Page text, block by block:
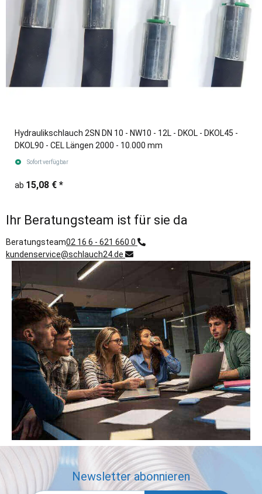
Hydraulikschlauch 2SN DN 10 - NW10 - 12L - DKOL - DKOL45 -
DKOL90 - CEL Längen 2000 - 10.000 mm
Sofort verfügbar
ab 15,08 € *
Ihr Beratungsteam ist für sie da
Beratungsteam02 16 6 - 621 660 0
kundenservice@schlauch24.de
Newsletter abonnieren